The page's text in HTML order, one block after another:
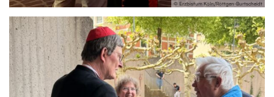
© Erzbistum Köln/Röttgen-Burtscheidt